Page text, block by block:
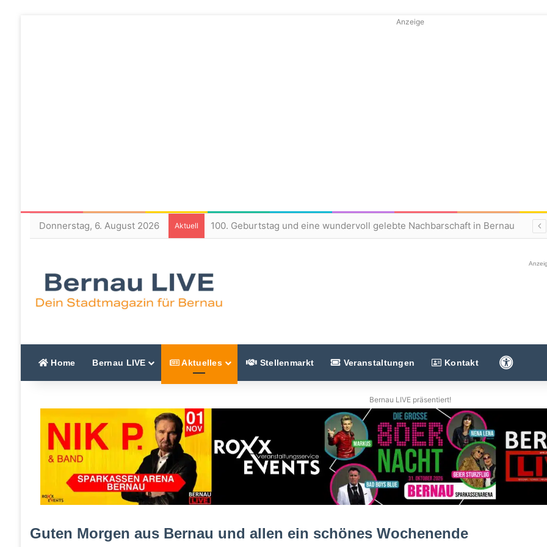
Anzeige
Donnerstag, 6. August 2026 Aktuell 100. Geburtstag und eine wundervoll gelebte Nachbarschaft in Bernau
Home Bernau LIVE Aktuelles Stellenmarkt Veranstaltungen Kontakt
Bernau LIVE präsentiert!
Guten Morgen aus Bernau und allen ein schönes Wochenende